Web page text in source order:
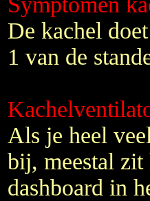
De kachel
1 van de
Als je heel
bij, meestal zit
dashboard in